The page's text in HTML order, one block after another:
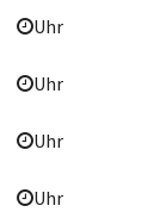
Uhr
Uhr
Uhr
Uhr